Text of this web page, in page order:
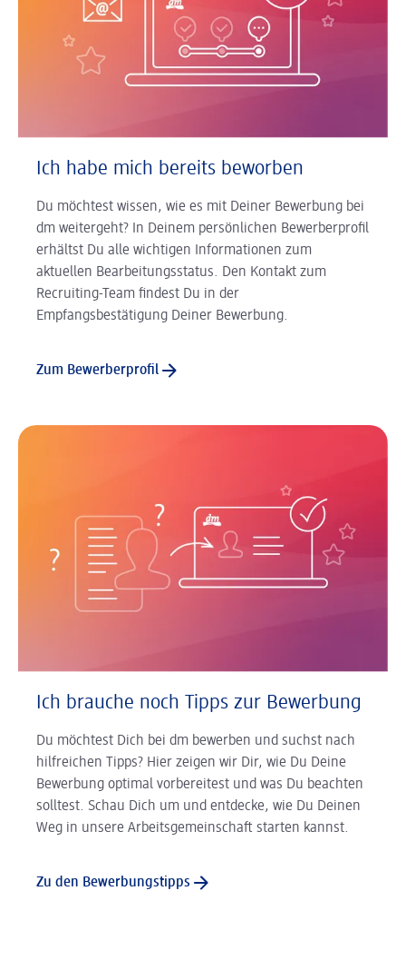
Ich habe mich bereits beworben
Du möchtest wissen, wie es mit Deiner Bewerbung bei
dm weitergeht? In Deinem persönlichen Bewerberprofil
erhältst Du alle wichtigen Informationen zum
aktuellen Bearbeitungsstatus. Den Kontakt zum
Recruiting-Team findest Du in der
Empfangsbestätigung Deiner Bewerbung.
Zum Bewerberprofil
Ich brauche noch Tipps zur Bewerbung
Du möchtest Dich bei dm bewerben und suchst nach
hilfreichen Tipps? Hier zeigen wir Dir, wie Du Deine
Bewerbung optimal vorbereitest und was Du beachten
solltest. Schau Dich um und entdecke, wie Du Deinen
Weg in unsere Arbeitsgemeinschaft starten kannst.
Zu den Bewerbungstipps